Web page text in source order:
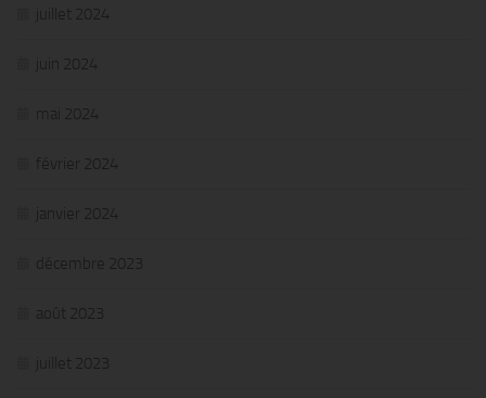
juillet 2024
juin 2024
mai 2024
février 2024
janvier 2024
décembre 2023
août 2023
juillet 2023